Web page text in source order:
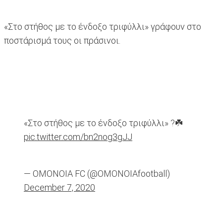
«Στο στήθος με το ένδοξο τριφύλλι» γράφουν στο
ποστάρισμά τους οι πράσινοι.
«Στο στήθος με το ένδοξο τριφύλλι» ?☘️
pic.twitter.com/bn2nog3gJJ
— OMONOIA FC (@OMONOIAfootball)
December 7, 2020